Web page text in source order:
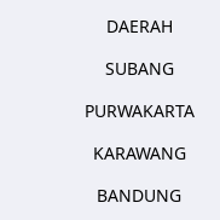
DAERAH
SUBANG
PURWAKARTA
KARAWANG
BANDUNG